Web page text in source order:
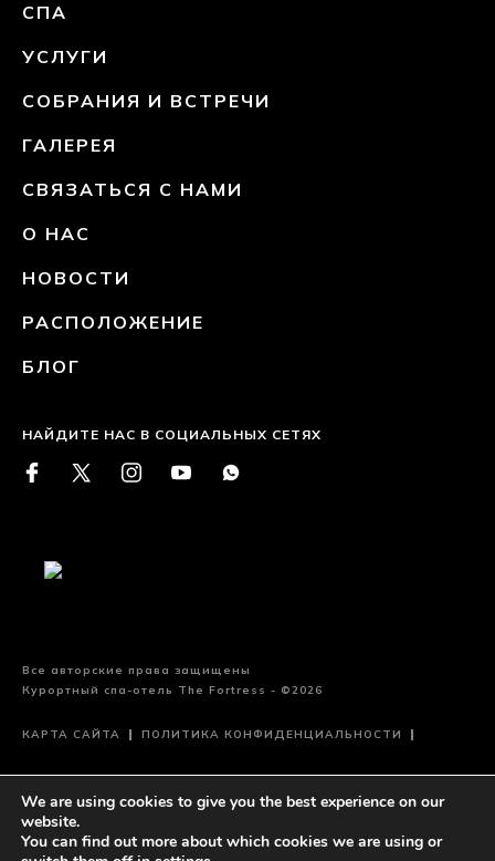
СПА
УСЛУГИ
СОБРАНИЯ И ВСТРЕЧИ
ГАЛЕРЕЯ
СВЯЗАТЬСЯ С НАМИ
О НАС
НОВОСТИ
РАСПОЛОЖЕНИЕ
БЛОГ
НАЙДИТЕ НАС В СОЦИАЛЬНЫХ СЕТЯХ
Все авторские права защищены
Курортный спа-отель The Fortress - ©2026
КАРТА САЙТА ПОЛИТИКА КОНФИДЕНЦИАЛЬНОСТИ
УСЛОВИЯ ЭКСПЛУАТАЦИИ
Сайт спроектирован и разработан
We are using cookies to give you the best experience on our
website.
You can find out more about which cookies we are using or